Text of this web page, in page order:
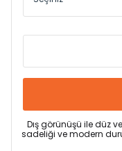
Dış görünüşü ile düz
sadeliği ve modern